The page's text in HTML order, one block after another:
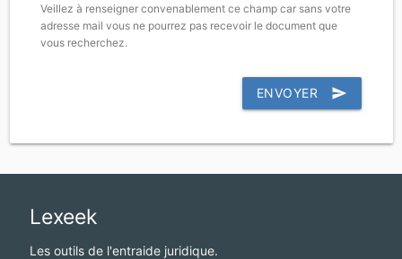
Veillez à renseigner convenablement ce champ car sans votre
adresse mail vous ne pourrez pas recevoir le document que
vous recherchez.
ENVOYER send
Lexeek
Les outils de l'entraide juridique.